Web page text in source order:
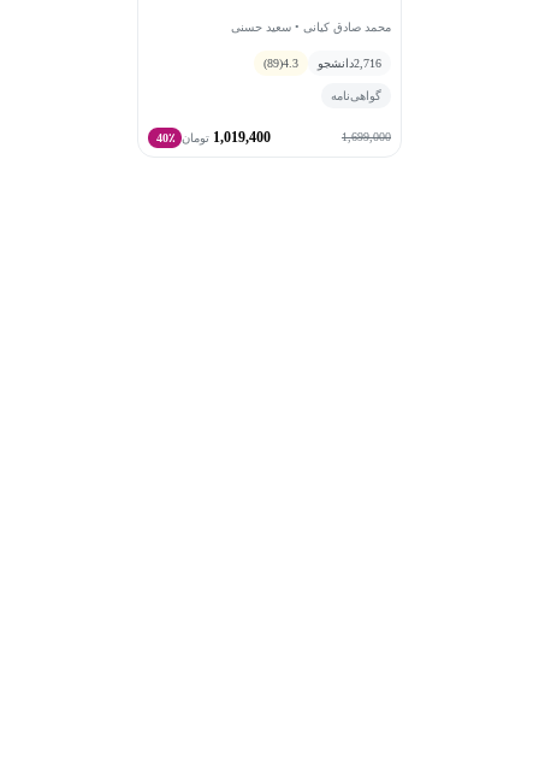
محمد صادق کیانی • سعید حسنی
2,716دانشجو 4.3
(89)
گواهی‌نامه
1,699,000
1,019,400 تومان 40٪